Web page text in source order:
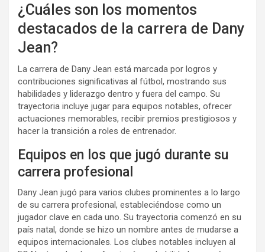
¿Cuáles son los momentos
destacados de la carrera de Dany
Jean?
La carrera de Dany Jean está marcada por logros y
contribuciones significativas al fútbol, mostrando sus
habilidades y liderazgo dentro y fuera del campo. Su
trayectoria incluye jugar para equipos notables, ofrecer
actuaciones memorables, recibir premios prestigiosos y
hacer la transición a roles de entrenador.
Equipos en los que jugó durante su
carrera profesional
Dany Jean jugó para varios clubes prominentes a lo largo
de su carrera profesional, estableciéndose como un
jugador clave en cada uno. Su trayectoria comenzó en su
país natal, donde se hizo un nombre antes de mudarse a
equipos internacionales. Los clubes notables incluyen al